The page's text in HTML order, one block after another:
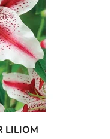
LILIOM